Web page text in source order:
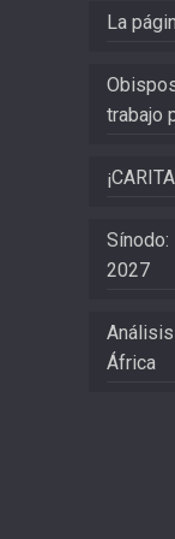
La
trabajo
Sínodo:
2027
África